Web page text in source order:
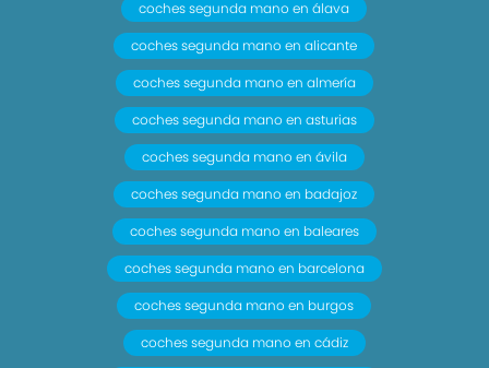
coches segunda mano en álava
coches segunda mano en alicante
coches segunda mano en almería
coches segunda mano en asturias
coches segunda mano en ávila
coches segunda mano en badajoz
coches segunda mano en baleares
coches segunda mano en barcelona
coches segunda mano en burgos
coches segunda mano en cádiz